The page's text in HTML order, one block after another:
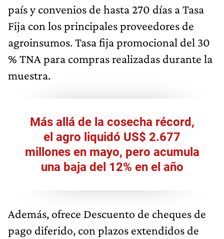
país y convenios de hasta 270 días a Tasa
Fija con los principales proveedores de
agroinsumos. Tasa fija promocional del 30
% TNA para compras realizadas durante la
muestra.
Más allá de la cosecha récord,
el agro liquidó US$ 2.677
millones en mayo, pero acumula
una baja del 12% en el año
Además, ofrece Descuento de cheques de
pago diferido, con plazos extendidos de